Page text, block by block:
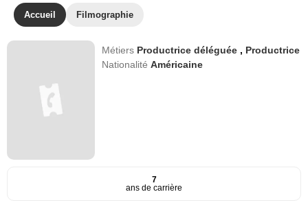
Accueil Filmographie
Métiers Productrice déléguée , Productrice
NationalitéAméricaine
7
ans de carrière